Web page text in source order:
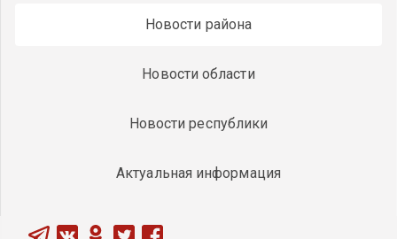
Новости района
Новости области
Новости республики
Актуальная информация